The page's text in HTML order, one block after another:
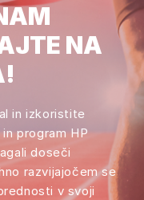
NA
in izkoristite
program HP
doseči
razvijajočem se
v svoji